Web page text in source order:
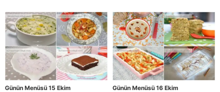
Günün Menüsü 15 Ekim Günün Menüsü 16 Ekim